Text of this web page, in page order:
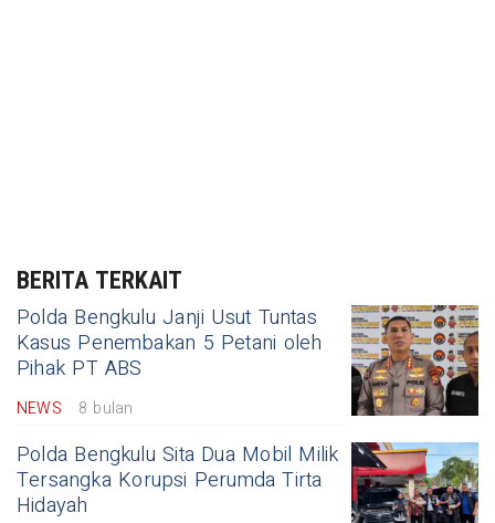
BERITA TERKAIT
Polda Bengkulu Janji Usut Tuntas
Kasus Penembakan 5 Petani oleh
Pihak PT ABS
NEWS 8 bulan
Polda Bengkulu Sita Dua Mobil Milik
Tersangka Korupsi Perumda Tirta
Hidayah